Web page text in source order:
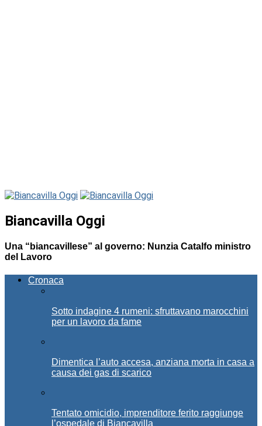
Biancavilla Oggi
Una “biancavillese” al governo: Nunzia Catalfo ministro
del Lavoro
Cronaca
Sotto indagine 4 rumeni: sfruttavano marocchini
per un lavoro da fame
Dimentica l’auto accesa, anziana morta in casa a
causa dei gas di scarico
Tentato omicidio, imprenditore ferito raggiunge
l’ospedale di Biancavilla